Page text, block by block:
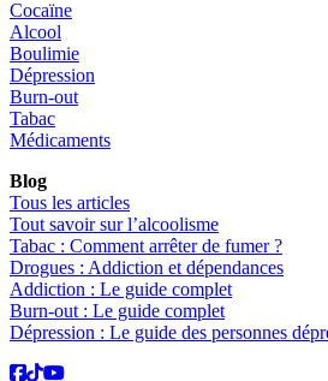
Cocaïne
Alcool
Boulimie
Dépression
Burn-out
Tabac
Médicaments
Blog
Tous les articles
Tout savoir sur l’alcoolisme
Tabac : Comment arrêter de fumer ?
Drogues : Addiction et dépendances
Addiction : Le guide complet
Burn-out : Le guide complet
Dépression : Le guide des personnes